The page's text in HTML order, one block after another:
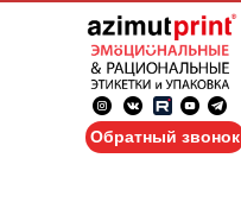
Обратный звонок